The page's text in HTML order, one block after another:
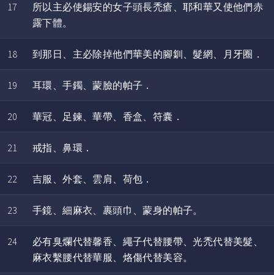
17
所以主必使錫安的女子頭長禿瘡、耶和華又使他們赤
露下體。
18 到那日、主必除掉他們華美的腳釧、髮網、月牙圈．
19 耳環、手鐲、蒙臉的帕子．
20 華冠、足鍊、華帶、香盒、符囊．
21 戒指、鼻環．
22 吉服、外套、雲肩、荷包．
23 手鏡、細麻衣、裹頭巾、蒙身的帕子。
24
必有臭爛代替馨香、繩子代替腰帶、光禿代替美髮、
麻衣繫腰代替華服、烙傷代替美容。